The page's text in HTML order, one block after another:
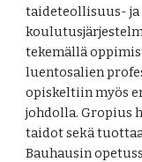
taideteollisuus-
tekemällä
luentosalien
opiskeltiin myös
johdolla. Gropius
taidot sekä
Bauhausin